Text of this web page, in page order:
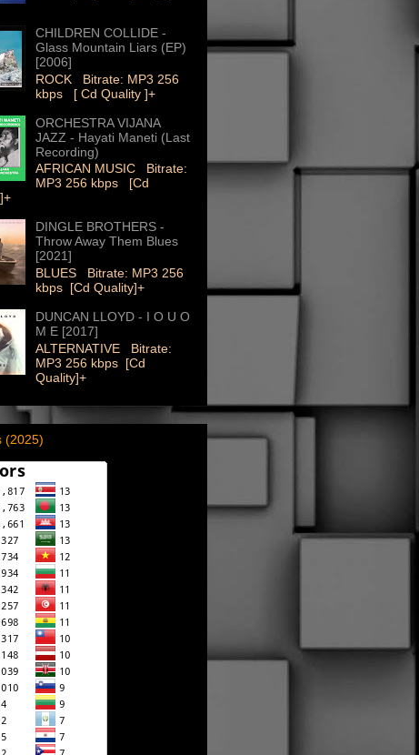
CHILDREN COLLIDE -
Glass Mountain Liars (EP)
[2006]
ROCK Bitrate: MP3 256
kbps [ Cd Quality ]+
ORCHESTRA VIJANA
JAZZ - Hayati Maneti (Last
Recording)
AFRICAN MUSIC Bitrate:
MP3 256 kbps [Cd
DINGLE BROTHERS -
Throw Away Them Blues
[2021]
BLUES Bitrate: MP3 256
kbps [Cd Quality]+
DUNCAN LLOYD - I O U O
M E [2017]
ALTERNATIVE Bitrate:
MP3 256 kbps [Cd
Quality]+
(2025)